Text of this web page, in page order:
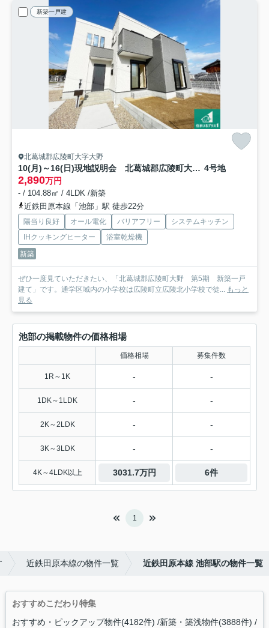
新築一戸建
北葛城郡広陵町大字大野
10(月)～16(日)現地説明会 北葛城郡広陵町大野 ラスト1邸 4号地
2,890万円
- / 104.88㎡ / 4LDK /新築
近鉄田原本線「池部」駅 徒歩22分
陽当り良好 オール電化 バリアフリー
システムキッチン
IHクッキングヒーター
浴室乾燥機
新築
ぜひ一度見ていただきたい、「北葛城郡広陵町大野 第5期 新築一戸
建て」です。通学区域内の小学校は広陵町立広陵北小学校で徒... もっと
見る
池部の掲載物件の価格相場
価格相場 募集件数
1R～1K - -
1DK～1LDK - -
2K～2LDK - -
3K～3LDK - -
4K～4LDK以上 3031.7万円 6件
1
近鉄田原本線の物件一覧 近鉄田原本線 池部駅の物件一覧
おすすめこだわり特集
おすすめ・ピックアップ物件(4182件) 新築・築浅物件(3888件)